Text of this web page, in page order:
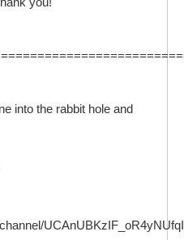
into the rabbit hole and